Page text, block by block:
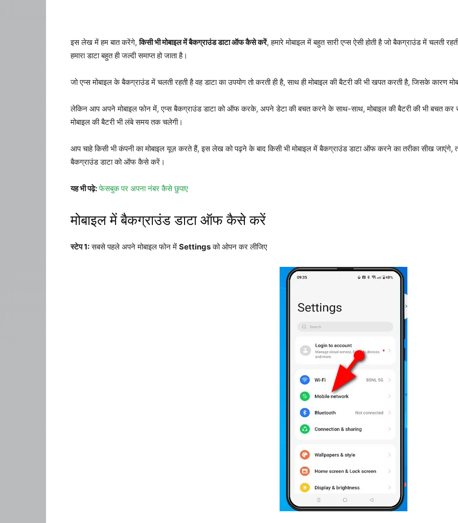
इस लेख में हम बात करेंगे,किसी भी मोबाइल में बैकग्राउंड डाटा ऑफ कैसे करें, हमारे मोबाइल में बहुत सारी एप्स ऐसी होती है जो बैकग्राउंड में चलती
हमारा डाटा बहुत ही जल्दी समाप्त हो जाता है।
जो एप्स मोबाइल के बैकग्राउंड में चलती रहती है वह डाटा का उपयोग तो करती ही है, साथ ही मोबाइल की बैटरी की भी खपत करती है, जिसके कारण
लेकिन आप अपने मोबाइल फोन में, एप्स बैकग्राउंड डाटा को ऑफ करके, अपने डेटा की बचत करने के साथ-साथ, मोबाइल की बैटरी की भी बचत
मोबाइल की बैटरी भी लंबे समय तक चलेगी।
आप चाहे किसी भी कंपनी का मोबाइल यूज़ करते हैं, इस लेख को पढ़ने के बाद किसी भी मोबाइल में बैकग्राउंड डाटा ऑफ करने का तरीका सीख जाएंगे,
बैकग्राउंड डाटा को ऑफ कैसे करें।
यह भी पढ़े: फेसबुक पर अपना नंबर कैसे छुपाए
मोबाइल में बैकग्राउंड डाटा ऑफ कैसे करें
स्टेप 1:सबसे पहले अपने मोबाइल फोन में Settingsको ओपन कर लीजिए